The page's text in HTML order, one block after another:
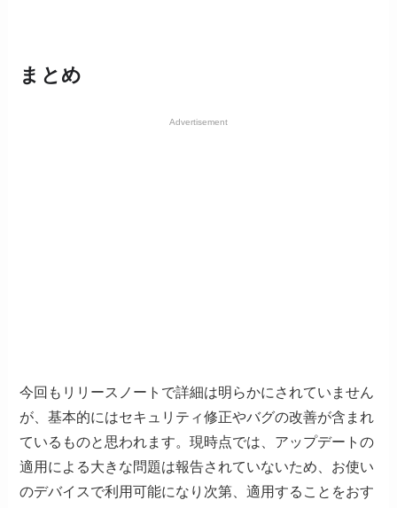
まとめ
Advertisement
今回もリリースノートで詳細は明らかにされていません
が、基本的にはセキュリティ修正やバグの改善が含まれ
ているものと思われます。現時点では、アップデートの
適用による大きな問題は報告されていないため、お使い
のデバイスで利用可能になり次第、適用することをおす